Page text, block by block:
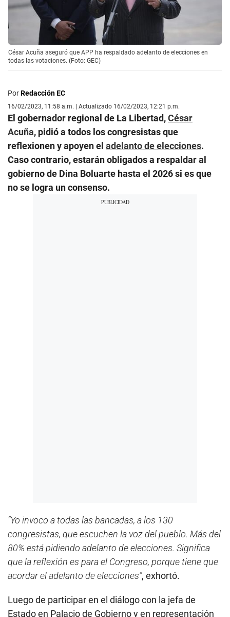
César Acuña aseguró que APP ha respaldado adelanto de elecciones en
todas las votaciones. (Foto: GEC)
PorRedacción EC
16/02/2023, 11:58 a.m. | Actualizado 16/02/2023, 12:21 p.m.
El gobernador regional de La Libertad,César
Acuña, pidió a todos los congresistas que
reflexionen y apoyen el adelanto de elecciones.
Caso contrario, estarán obligados a respaldar al
gobierno de Dina Boluarte hasta el 2026 si es que
no se logra un consenso.
“Yo invoco a todas las bancadas, a los 130
congresistas, que escuchen la voz del pueblo. Más del
80% está pidiendo adelanto de elecciones. Significa
que la reflexión es para el Congreso, porque tiene que
acordar el adelanto de elecciones”, exhortó.
Luego de participar en el diálogo con la jefa de
Estado en Palacio de Gobierno y en representación